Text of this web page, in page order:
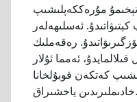
مۇرەككەپلىشىپ
كېتىۋاتىدۇ. ئەسلىھەلەر
رەقەملىك
ئەمما ئۇلار
كەتكەن قوبۇلخانا
خادىملىرىدىن ياخشىراق.